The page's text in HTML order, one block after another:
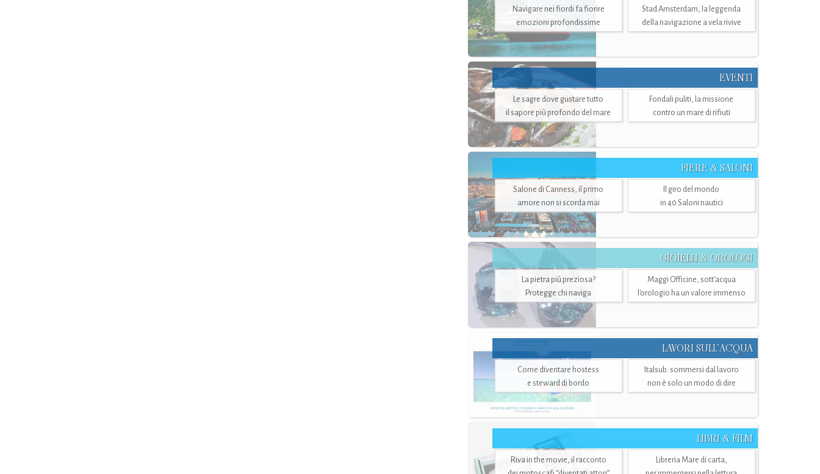
Navigare nei fiordi fa fiorire
emozioni profondissime
Stad Amsterdam, la leggenda
della navigazione a vela rivive
EVENTI
Le sagre dove gustare tutto
il sapore più profondo del mare
Fondali puliti, la missione
contro un mare di rifiuti
FIERE & SALONI
Salone di Canness, il primo
amore non si scorda mai
Il giro del mondo
in 40 Saloni nautici
GIOIELLI & OROLOGI
La pietra più preziosa?
Protegge chi naviga
Maggi Officine, sott’acqua
l'orologio ha un valore immenso
LAVORI SULL’ACQUA
Come diventare hostess
e steward di bordo
Italsub: sommersi dal lavoro
non è solo un modo di dire
LIBRI & FILM
Riva in the movie, il racconto
Libreria Mare di carta,